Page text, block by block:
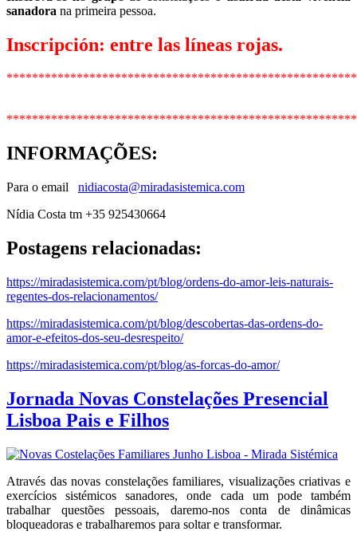
sanadora na primeira pessoa.
Inscripción: entre las líneas rojas.
INFORMAÇÕES:
Para o email
nidiacosta@miradasistemica.com
Nídia Costa tm +35 925430664
Postagens relacionadas:
https://miradasistemica.com/pt/blog/ordens-do-amor-leis-naturais-
regentes-dos-relacionamentos/
https://miradasistemica.com/pt/blog/descobertas-das-ordens-do-
amor-e-efeitos-dos-seu-desrespeito/
https://miradasistemica.com/pt/blog/as-forcas-do-amor/
Jornada Novas Constelações Presencial
Lisboa Pais e Filhos
Através das novas constelações familiares, visualizações criativas e
exercícios sistémicos sanadores, onde cada um pode também
trabalhar questões pessoais, daremo-nos conta de dinâmicas
bloqueadoras e trabalharemos para soltar e transformar.